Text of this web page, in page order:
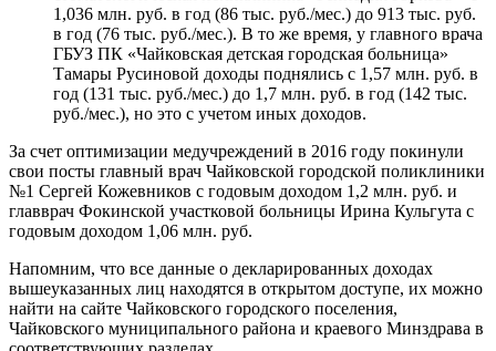
1,036 млн. руб. в год (86 тыс. руб./мес.) до 913 тыс. руб.
в год (76 тыс. руб./мес.). В то же время, у главного врача
ГБУЗ ПК «Чайковская детская городская больница»
Тамары Русиновой доходы поднялись с 1,57 млн. руб. в
год (131 тыс. руб./мес.) до 1,7 млн. руб. в год (142 тыс.
руб./мес.), но это с учетом иных доходов.
За счет оптимизации медучреждений в 2016 году покинули
свои посты главный врач Чайковской городской поликлиники
№1 Сергей Кожевников с годовым доходом 1,2 млн. руб. и
главврач Фокинской участковой больницы Ирина Кульгута с
годовым доходом 1,06 млн. руб.
Напомним, что все данные о декларированных доходах
вышеуказанных лиц находятся в открытом доступе, их можно
найти на сайте Чайковского городского поселения,
Чайковского муниципального района и краевого Минздрава в